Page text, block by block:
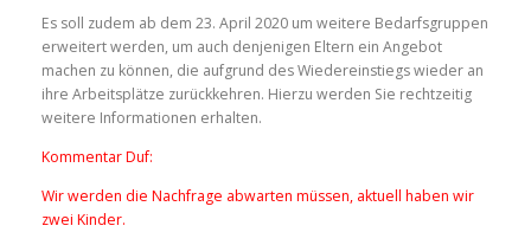
Es soll zudem ab dem 23. April 2020 um weitere Bedarfsgruppen
erweitert werden, um auch denjenigen Eltern ein Angebot
machen zu können, die aufgrund des Wiedereinstiegs wieder an
ihre Arbeitsplätze zurückkehren. Hierzu werden Sie rechtzeitig
weitere Informationen erhalten.
Kommentar Duf:
Wir werden die Nachfrage abwarten müssen, aktuell haben wir
zwei Kinder.